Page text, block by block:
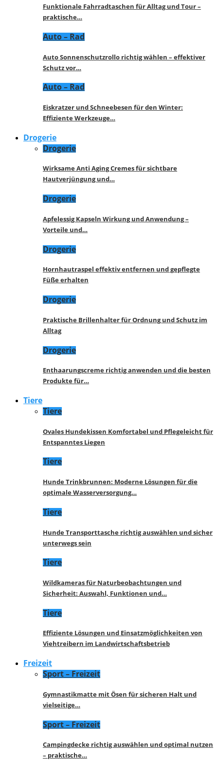
Funktionale Fahrradtaschen für Alltag und Tour –
praktische…
Auto – Rad
Auto Sonnenschutzrollo richtig wählen – effektiver
Schutz vor…
Auto – Rad
Eiskratzer und Schneebesen für den Winter:
Effiziente Werkzeuge…
Drogerie
Drogerie
Wirksame Anti Aging Cremes für sichtbare
Hautverjüngung und…
Drogerie
Apfelessig Kapseln Wirkung und Anwendung –
Vorteile und…
Drogerie
Hornhautraspel effektiv entfernen und gepflegte
Füße erhalten
Drogerie
Praktische Brillenhalter für Ordnung und Schutz im
Alltag
Drogerie
Enthaarungscreme richtig anwenden und die besten
Produkte für…
Tiere
Tiere
Ovales Hundekissen Komfortabel und Pflegeleicht für
Entspanntes Liegen
Tiere
Hunde Trinkbrunnen: Moderne Lösungen für die
optimale Wasserversorgung…
Tiere
Hunde Transporttasche richtig auswählen und sicher
unterwegs sein
Tiere
Wildkameras für Naturbeobachtungen und
Sicherheit: Auswahl, Funktionen und…
Tiere
Effiziente Lösungen und Einsatzmöglichkeiten von
Viehtreibern im Landwirtschaftsbetrieb
Freizeit
Sport – Freizeit
Gymnastikmatte mit Ösen für sicheren Halt und
vielseitige…
Sport – Freizeit
Campingdecke richtig auswählen und optimal nutzen
– praktische…